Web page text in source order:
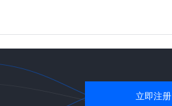
立即注册